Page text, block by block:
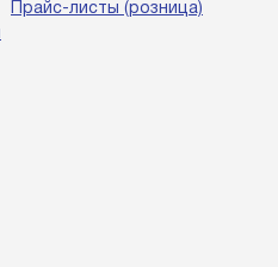
Прайс-листы (розница)